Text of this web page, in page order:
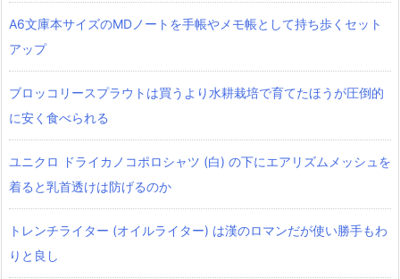
A6文庫本サイズのMDノートを手帳やメモ帳として持ち歩くセット
アップ
ブロッコリースプラウトは買うより水耕栽培で育てたほうが圧倒的
に安く食べられる
ユニクロ ドライカノコポロシャツ‎ (白) の下にエアリズムメッシュを
着ると乳首透けは防げるのか
トレンチライター (オイルライター) は漢のロマンだが使い勝手もわ
りと良し